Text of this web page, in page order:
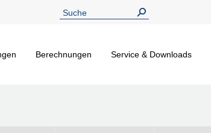
Berechnungen Service & Downloads